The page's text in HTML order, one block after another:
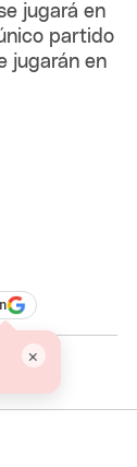
jugará en
partido
jugarán en
×